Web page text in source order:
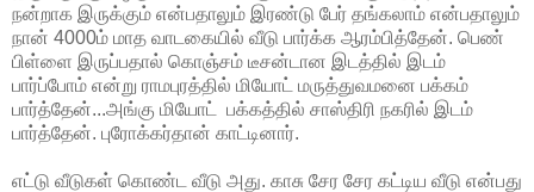
நன்றாக இருக்கும் என்பதாலும் இரண்டு பேர் தங்கலாம் என்பதாலும்
நான் 4000ம் மாத வாடகையில் வீடு பார்க்க ஆரம்பித்தேன். பெண்
பிள்ளை இருப்பதால் கொஞ்சம் டீசன்டான இடத்தில் இடம்
பார்ப்போம் என்று ராமபுரத்தில் மியோட் மருத்துவமனை பக்கம்
பார்த்தேன்...அங்கு மியோட் பக்கத்தில் சாஸ்திரி நகரில் இடம்
பார்த்தேன். புரோக்கர்தான் காட்டினார்.
எட்டு வீடுகள் கொண்ட வீடு அது. காசு சேர சேர கட்டிய வீடு என்பது